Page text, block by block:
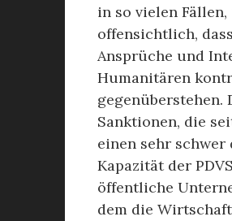
in so vielen Fällen,
offensichtlich,
Ansprüche und
Humanitären
gegenüberstehen.
Sanktionen, die
einen sehr schwer
Kapazität der
öffentliche
dem die